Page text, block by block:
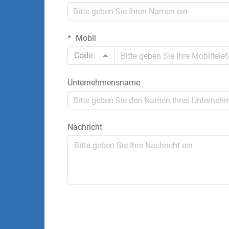
Mobil
Code
Unternehmensname
Nachricht